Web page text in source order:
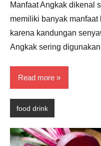
Manfaat Angkak dikenal
memiliki banyak manfaat
karena kandungan
Angkak sering
Read more
food drink